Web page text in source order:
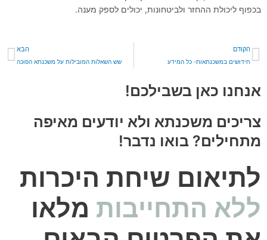
בכפוף ליכולת ההחזר ולביטחונות, יכולים לספק מענה.
קודם
הקודם
חידושים במשכנתאות- כל המידע
הבא
שש השאלות המובילות על משכנתא הפוכה
אנחנו כאן בשבילכם!
צריכים משכנתא ולא יודעים מאיפה
מתחילים? בואו נדבר!
לתיאום שיחת היכרות
ללא התחייבות מלאו